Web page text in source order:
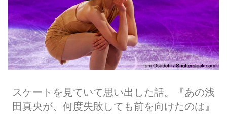
スケートを見ていて思い出した話。『あの浅
田真央が、何度失敗しても前を向けたのは』